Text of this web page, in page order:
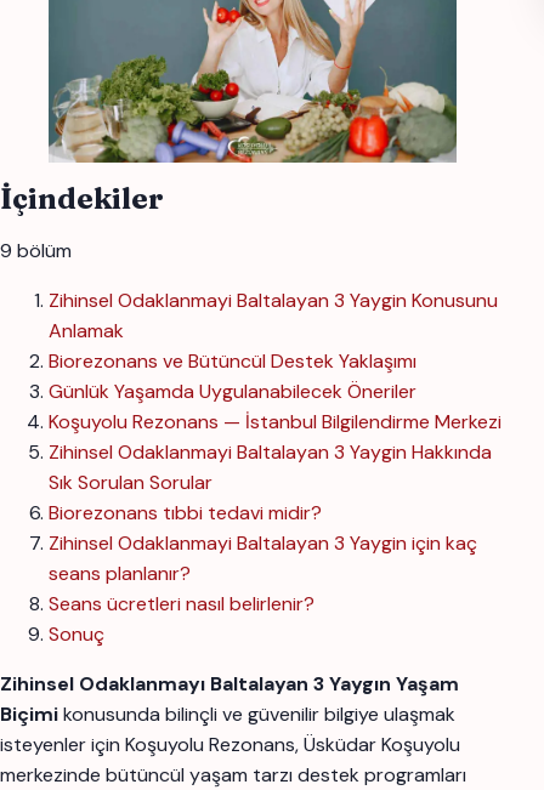
İçindekiler
9 bölüm
Zihinsel Odaklanmayi Baltalayan 3 Yaygin Konusunu
Anlamak
Biorezonans ve Bütüncül Destek Yaklaşımı
Günlük Yaşamda Uygulanabilecek Öneriler
Koşuyolu Rezonans — İstanbul Bilgilendirme Merkezi
Zihinsel Odaklanmayi Baltalayan 3 Yaygin Hakkında
Sık Sorulan Sorular
Biorezonans tıbbi tedavi midir?
Zihinsel Odaklanmayi Baltalayan 3 Yaygin için kaç
seans planlanır?
Seans ücretleri nasıl belirlenir?
Sonuç
Zihinsel Odaklanmayı Baltalayan 3 Yaygın Yaşam
Biçimikonusunda bilinçli ve güvenilir bilgiye ulaşmak
isteyenler için Koşuyolu Rezonans, Üsküdar Koşuyolu
merkezinde bütüncül yaşam tarzı destek programları